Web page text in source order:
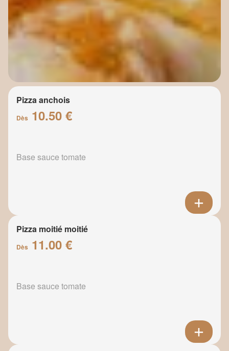
Pizza anchois
Dès 10.50 €
Base sauce tomate
Pizza moitié moitié
Dès 11.00 €
Base sauce tomate